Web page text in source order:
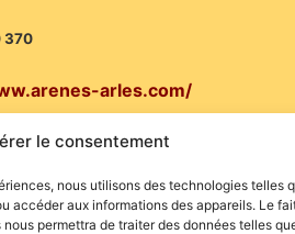
le consentement
nous utilisons des technologies telles
accéder aux informations des appareils. Le
permettra de traiter des données telles
370
arles.com/